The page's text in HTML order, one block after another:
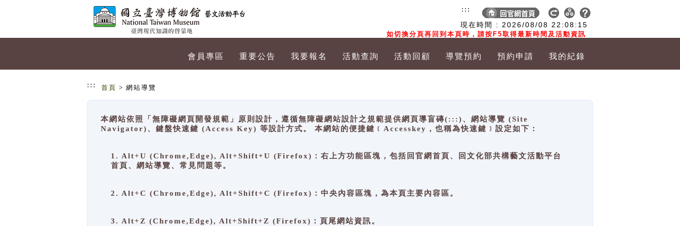
現在時間 : 2026/08/08 22:08:16
如切換分頁再回到本頁時，請按F5取得最新時間及活動資訊
:::
會員專區 重要公告 我要報名 活動查詢 活動回顧 導覽預約 預約申請 我的紀錄
::: 首頁 > 網站導覽
本網站依照「無障礙網頁開發規範」原則設計，遵循無障礙網站設計之規範提供網頁導盲磚(:::)、網站導覽 (Site
Navigator)、鍵盤快速鍵 (Access Key) 等設計方式。 本網站的便捷鍵﹝Accesskey，也稱為快速鍵﹞設定如下：
1. Alt+U (Chrome,Edge), Alt+Shift+U (Firefox)：右上方功能區塊，包括回官網首頁、回文化部共構藝文活動平台
首頁、網站導覽、常見問題等。
2. Alt+C (Chrome,Edge), Alt+Shift+C (Firefox)：中央內容區塊，為本頁主要內容區。
3. Alt+Z (Chrome,Edge), Alt+Shift+Z (Firefox)：頁尾網站資訊。